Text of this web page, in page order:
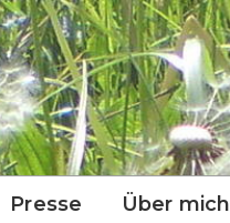
Presse Über mich